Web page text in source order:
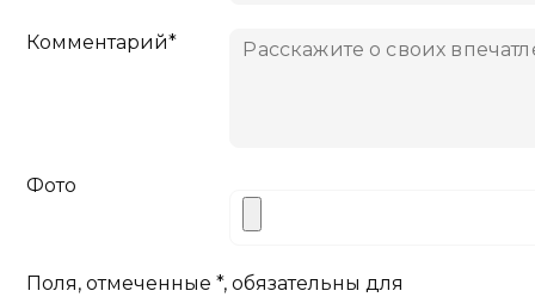
Комментарий*
Фото
Поля, отмеченные *, обязательны для